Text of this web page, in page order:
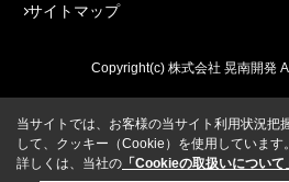
サイトマップ
Copyright(c) 株式会社 晃南開発
当サイトでは、お客様の当サイト利用状況把
して、クッキー（Cookie）を使用しています。
詳しくは、当社の 「Cookieの取扱いについて